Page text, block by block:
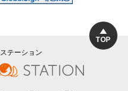
TOP
テーション